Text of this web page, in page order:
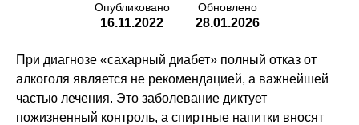
Опубликовано
16.11.2022
Обновлено
28.01.2026
При диагнозе «сахарный диабет» полный отказ от
алкоголя является не рекомендацией, а важнейшей
частью лечения. Это заболевание диктует
пожизненный контроль, а спиртные напитки вносят